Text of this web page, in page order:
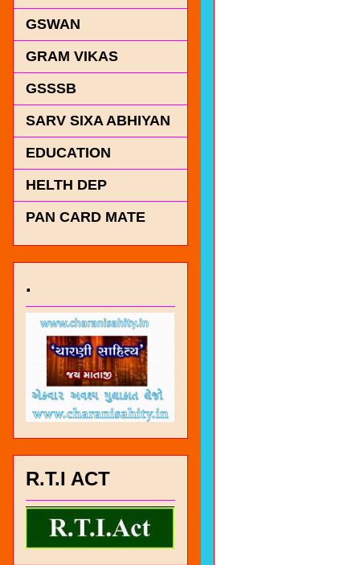
GSWAN
GRAM VIKAS
GSSSB
SARV SIXA ABHIYAN
EDUCATION
HELTH DEP
PAN CARD MATE
.
R.T.I ACT